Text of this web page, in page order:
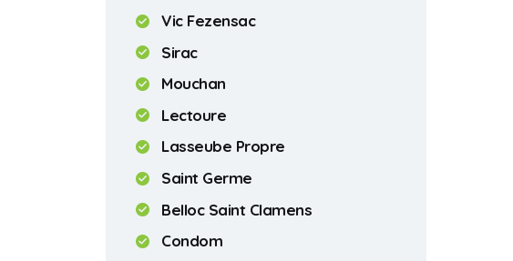
Vic Fezensac
Sirac
Mouchan
Lectoure
Lasseube Propre
Saint Germe
Belloc Saint Clamens
Condom